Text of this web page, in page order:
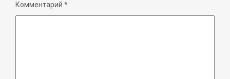
Комментарий *